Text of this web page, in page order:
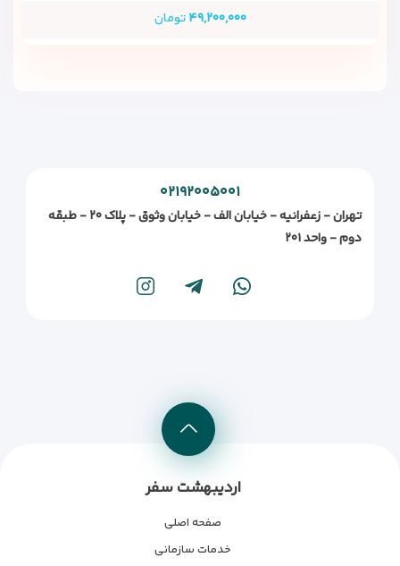
۴۹,۲۰۰,۰۰۰تومان
۰۲۱۹۲۰۰۵۰۰۱
تهران - زعفرانیه - خیابان الف - خیابان وثوق - پلاک ۲۰ - طبقه
دوم - واحد ۲۰۱
اردیبهشت سفر
صفحه اصلی
خدمات سازمانی